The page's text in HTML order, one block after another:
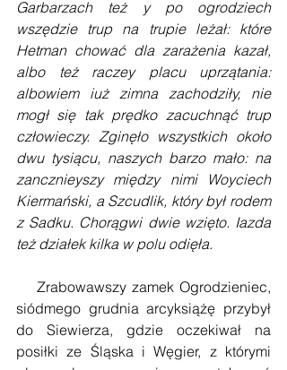
Garbarzach też y po ogrodziech
wszędzie trup na trupie leżał: które
Hetman chować dla zarażenia kazał,
albo też raczey placu uprzątania:
albowiem iuż zimna zachodziły, nie
mogł się tak prędko zacuchnąć trup
człowieczy. Zginęło wszystkich około
dwu tysiącu, naszych barzo mało: na
zancznieyszy między nimi Woyciech
Kiermański, a Szcudlik, który był rodem
z Sadku. Chorągwi dwie wzięto. Iazda
też działek kilka w polu odięła.
    Zrabowawszy zamek Ogrodzieniec,
siódmego grudnia arcyksiążę przybył
do Siewierza, gdzie oczekiwał na
posiłki ze Śląska i Węgier, z którymi